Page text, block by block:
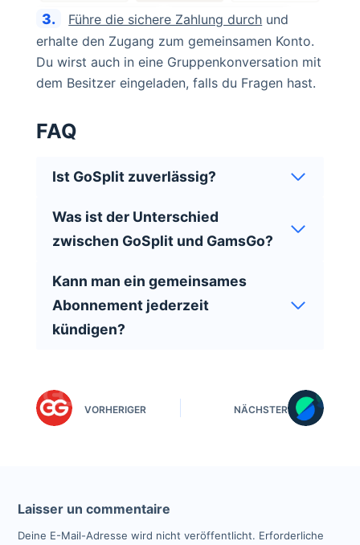
3. Führe die sichere Zahlung durch und
erhalte den Zugang zum gemeinsamen Konto.
Du wirst auch in eine Gruppenkonversation mit
dem Besitzer eingeladen, falls du Fragen hast.
FAQ
Ist GoSplit zuverlässig?
Was ist der Unterschied
zwischen GoSplit und GamsGo?
Kann man ein gemeinsames
Abonnement jederzeit
kündigen?
VORHERIGER NÄCHSTER
Laisser un commentaire
Deine E-Mail-Adresse wird nicht veröffentlicht. Erforderliche